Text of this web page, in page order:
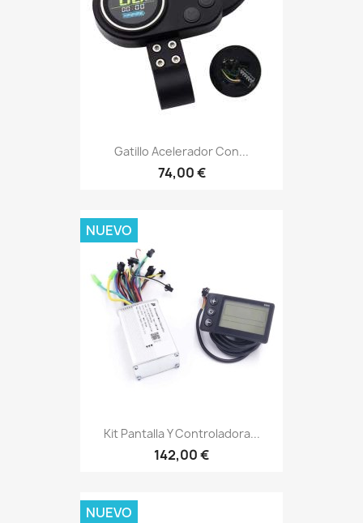
Gatillo Acelerador Con...
74,00 €
Kit Pantalla Y Controladora...
142,00 €
NUEVO
NUEVO